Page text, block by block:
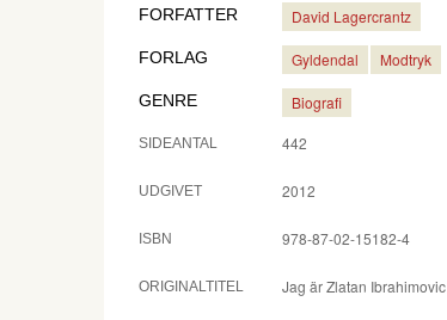
FORFATTER David Lagercrantz
FORLAG Gyldendal Modtryk
GENRE Biografi
SIDEANTAL 442
UDGIVET 2012
ISBN 978-87-02-15182-4
ORIGINALTITEL Jag är Zlatan Ibrahimovic